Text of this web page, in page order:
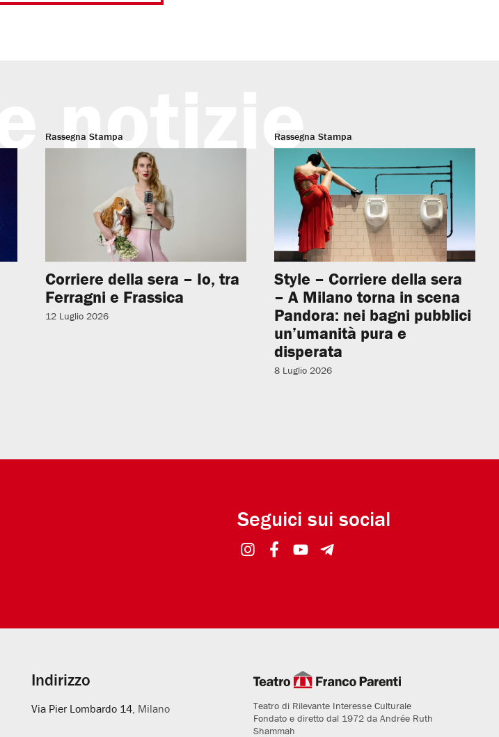
notizie
Rassegna Stampa
Corriere della sera – Io, tra
Ferragni e Frassica
12 Luglio 2026
Rassegna Stampa
Style – Corriere della sera
– A Milano torna in scena
Pandora: nei bagni pubblici
un’umanità pura e
disperata
8 Luglio 2026
Seguici sui social
Indirizzo
Via Pier Lombardo 14 , Milano
Teatro di Rilevante Interesse Culturale
Fondato e diretto dal 1972 da Andrée Ruth
Shammah